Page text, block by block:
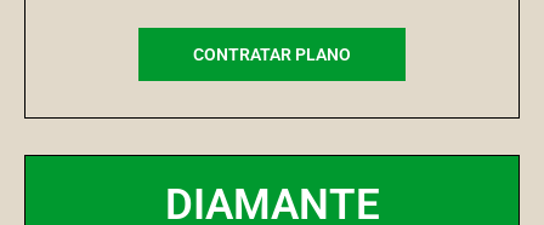
CONTRATAR PLANO
DIAMANTE